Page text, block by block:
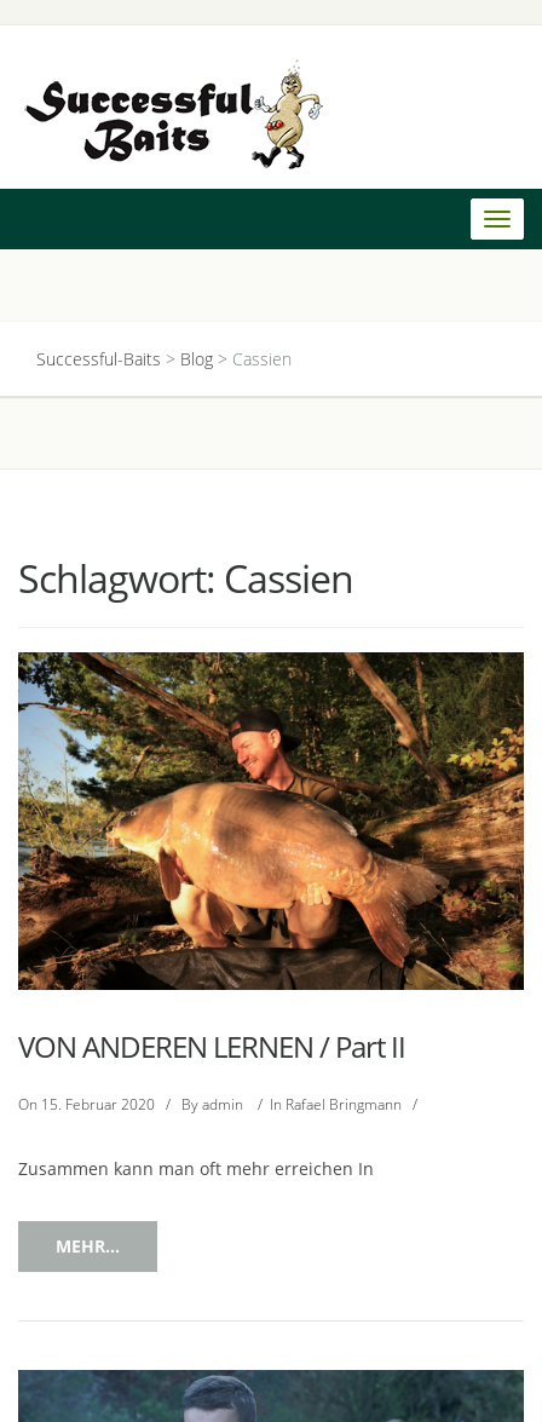
Successful-Baits > Blog > Cassien
Schlagwort: Cassien
VON ANDEREN LERNEN / Part II
On 15. Februar 2020 / Byadmin / In Rafael Bringmann /
Zusammen kann man oft mehr erreichen In
MEHR...